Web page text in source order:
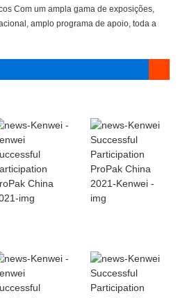
Com um ampla gama de exposições,
amplo programa de apoio, toda a